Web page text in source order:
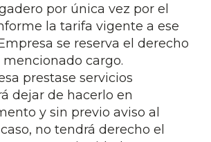
por única vez por el
la tarifa vigente a ese
se reserva el derecho
cargo.
prestase servicios
dejar de hacerlo en
y sin previo aviso al
no tendrá derecho el